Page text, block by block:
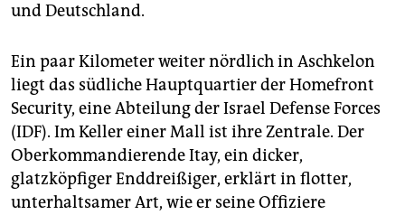
und Deutschland.
Ein paar Kilometer weiter nördlich in Aschkelon
liegt das südliche Hauptquartier der Homefront
Security, eine Abteilung der Israel Defense Forces
(IDF). Im Keller einer Mall ist ihre Zentrale. Der
Oberkommandierende Itay, ein dicker,
glatzköpfiger Enddreißiger, erklärt in flotter,
unterhaltsamer Art, wie er seine Offiziere